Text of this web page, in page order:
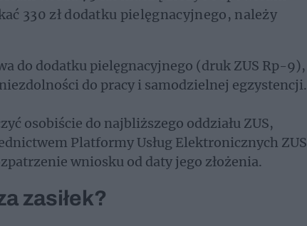
330 zł dodatku pielęgnacyjnego, należy
do dodatku pielęgnacyjnego (druk ZUS Rp-9),
do pracy i samodzielnej egzystencji.
osobiście do najbliższego oddziału ZUS,
Platformy Usług Elektronicznych ZUS
wniosku od daty jego złożenia.
zasiłek?